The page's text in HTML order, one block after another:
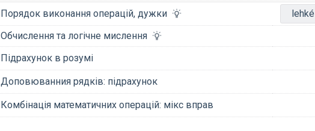
Порядок виконання операцій, дужки
lehké
Обчислення та логічне мислення
Підрахунок в розумі
Доповюванния рядків: підрахунок
Комбінація математичних операцій: мікс вправ